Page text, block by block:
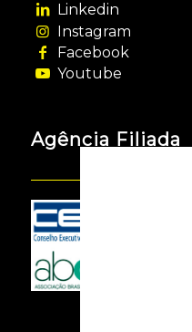
Linkedin
Instagram
Facebook
Youtube
Agência Filiada